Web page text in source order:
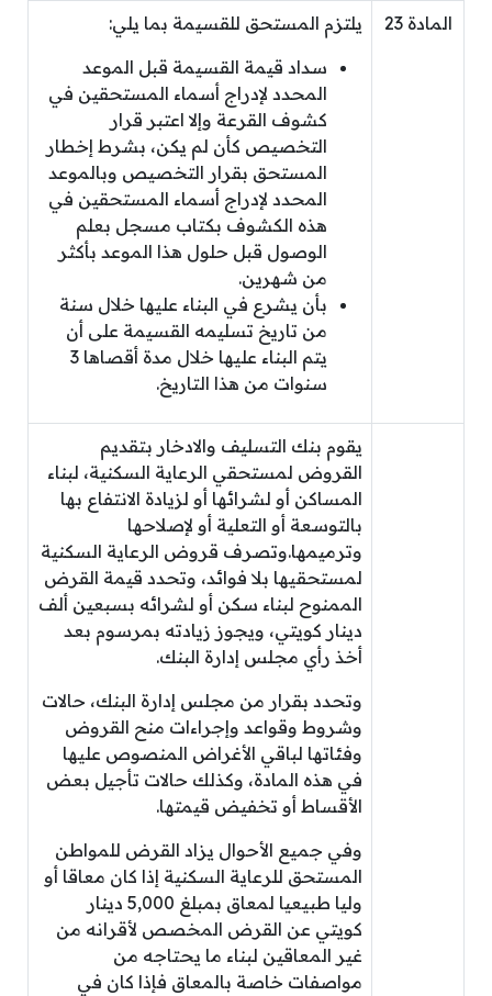
المادة 23
يلتزم المستحق للقسيمة بما يلي:
سداد قيمة القسيمة قبل الموعد
المحدد لإدراج أسماء المستحقين في
كشوف القرعة وإلا اعتبر قرار
التخصيص كأن لم يكن، بشرط إخطار
المستحق بقرار التخصيص وبالموعد
المحدد لإدراج أسماء المستحقين في
هذه الكشوف بكتاب مسجل بعلم
الوصول قبل حلول هذا الموعد بأكثر
من شهرين.
بأن يشرع في البناء عليها خلال سنة
من تاريخ تسليمه القسيمة على أن
يتم البناء عليها خلال مدة أقصاها 3
سنوات من هذا التاريخ.
يقوم بنك التسليف والادخار بتقديم
القروض لمستحقي الرعاية السكنية، لبناء
المساكن أو لشرائها أو لزيادة الانتفاع بها
بالتوسعة أو التعلية أو لإصلاحها
وترميمها.وتصرف قروض الرعاية السكنية
لمستحقيها بلا فوائد، وتحدد قيمة القرض
الممنوح لبناء سكن أو لشرائه بسبعين ألف
دينار كويتي، ويجوز زيادته بمرسوم بعد
أخذ رأي مجلس إدارة البنك.
وتحدد بقرار من مجلس إدارة البنك، حالات
وشروط وقواعد وإجراءات منح القروض
وفئاتها لباقي الأغراض المنصوص عليها
في هذه المادة، وكذلك حالات تأجيل بعض
الأقساط أو تخفيض قيمتها.
وفي جميع الأحوال يزاد القرض للمواطن
المستحق للرعاية السكنية إذا كان معاقا أو
وليا طبيعيا لمعاق بمبلغ 5,000 دينار
كويتي عن القرض المخصص لأقرانه من
غير المعاقين لبناء ما يحتاجه من
مواصفات خاصة بالمعاق فإذا كان في